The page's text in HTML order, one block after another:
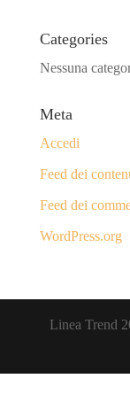
Categories
Nessuna
Meta
Accedi
Feed dei
Feed dei
WordPress.org
Linea Trend